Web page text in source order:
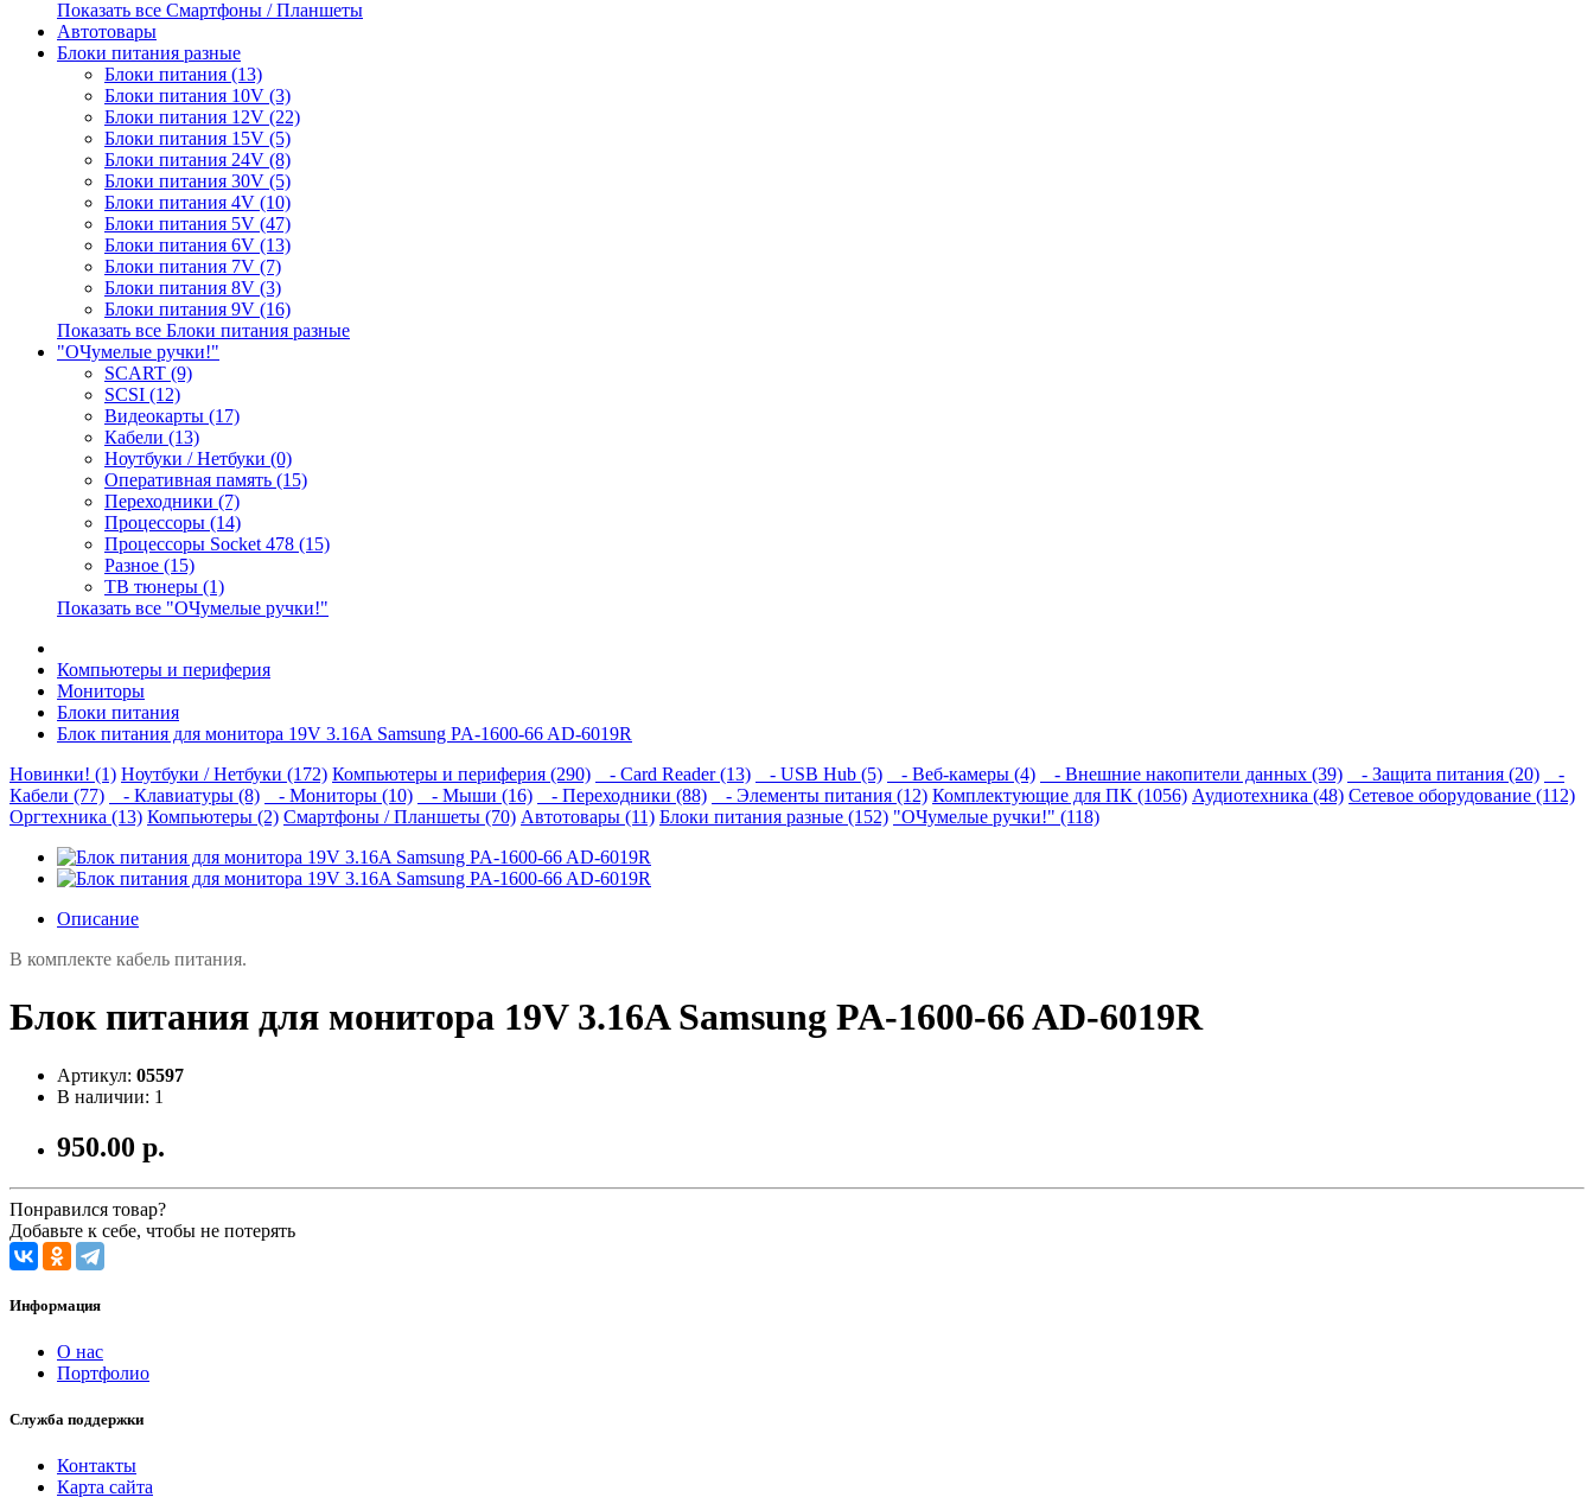
Показать все Смартфоны / Планшеты
Автотовары
Блоки питания разные
Блоки питания (13)
Блоки питания 10V (3)
Блоки питания 12V (22)
Блоки питания 15V (5)
Блоки питания 24V (8)
Блоки питания 30V (5)
Блоки питания 4V (10)
Блоки питания 5V (47)
Блоки питания 6V (13)
Блоки питания 7V (7)
Блоки питания 8V (3)
Блоки питания 9V (16)
Показать все Блоки питания разные
"ОЧумелые ручки!"
SCART (9)
SCSI (12)
Видеокарты (17)
Кабели (13)
Ноутбуки / Нетбуки (0)
Оперативная память (15)
Переходники (7)
Процессоры (14)
Процессоры Socket 478 (15)
Разное (15)
ТВ тюнеры (1)
Показать все "ОЧумелые ручки!"
Компьютеры и периферия
Мониторы
Блоки питания
Блок питания для монитора 19V 3.16A Samsung PA-1600-66 AD-6019R
Новинки! (1) Ноутбуки / Нетбуки (172) Компьютеры и периферия (290) - Card Reader (13) - USB Hub (5) - Веб-камеры (4) - Внешние накопители данных (39) - Защита питания (20)
-
Кабели (77)
- Клавиатуры (8) - Мониторы (10) - Мыши (16) - Переходники (88) - Элементы питания (12) Комплектующие для ПК (1056) Аудиотехника (48) Сетевое оборудование (112)
Оргтехника (13) Компьютеры (2) Смартфоны / Планшеты (70) Автотовары (11) Блоки питания разные (152) "ОЧумелые ручки!" (118)
Описание
В комплекте кабель питания.
Блок питания для монитора 19V 3.16A Samsung PA-1600-66 AD-6019R
Артикул: 05597
В наличии: 1
950.00 р.
Понравился товар?
Добавьте к себе, чтобы не потерять
Информация
О нас
Портфолио
Служба поддержки
Контакты
Карта сайта